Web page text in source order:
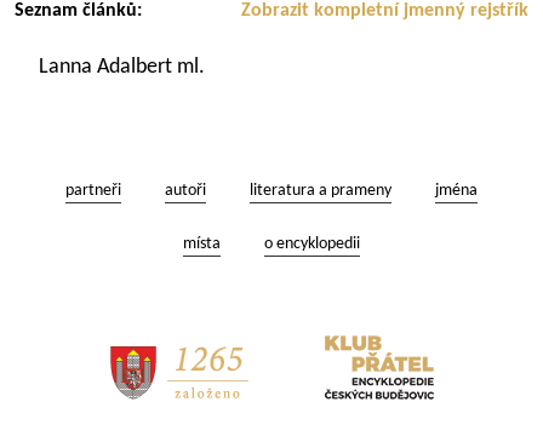
Zobrazit kompletní jmenný rejstřík
Seznam článků:
Lanna Adalbert ml.
partneři autoři literatura a prameny jména
místa o encyklopedii